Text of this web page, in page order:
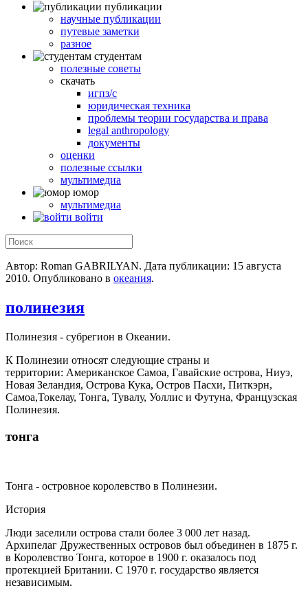
публикации
научные публикации
путевые заметки
разное
студентам
полезные советы
скачать
игпз/с
юридическая техника
проблемы теории государства и права
legal anthropology
документы
оценки
полезные ссылки
мультимедиа
юмор
мультимедиа
войти
Автор: Roman GABRILYAN. Дата публикации: 15 августа
2010. Опубликовано в океания.
полинезия
Полинезия - субрегион в Океании.
К Полинезии относят следующие страны и
территории: Американское Самоа, Гавайские острова, Ниуэ,
Новая Зеландия, Острова Кука, Остров Пасхи, Питкэрн,
Самоа,Токелау, Тонга, Тувалу, Уоллис и Футуна, Французская
Полинезия.
тонга
Тонга - островное королевство в Полинезии.
История
Люди заселили острова стали более 3 000 лет назад.
Архипелаг Дружественных островов был объединен в 1875 г.
в Королевство Тонга, которое в 1900 г. оказалось под
протекцией Британии. С 1970 г. государство является
независимым.